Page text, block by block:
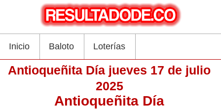
Inicio Baloto Loterías
Antioqueñita Día jueves 17 de julio
2025
Antioqueñita Día